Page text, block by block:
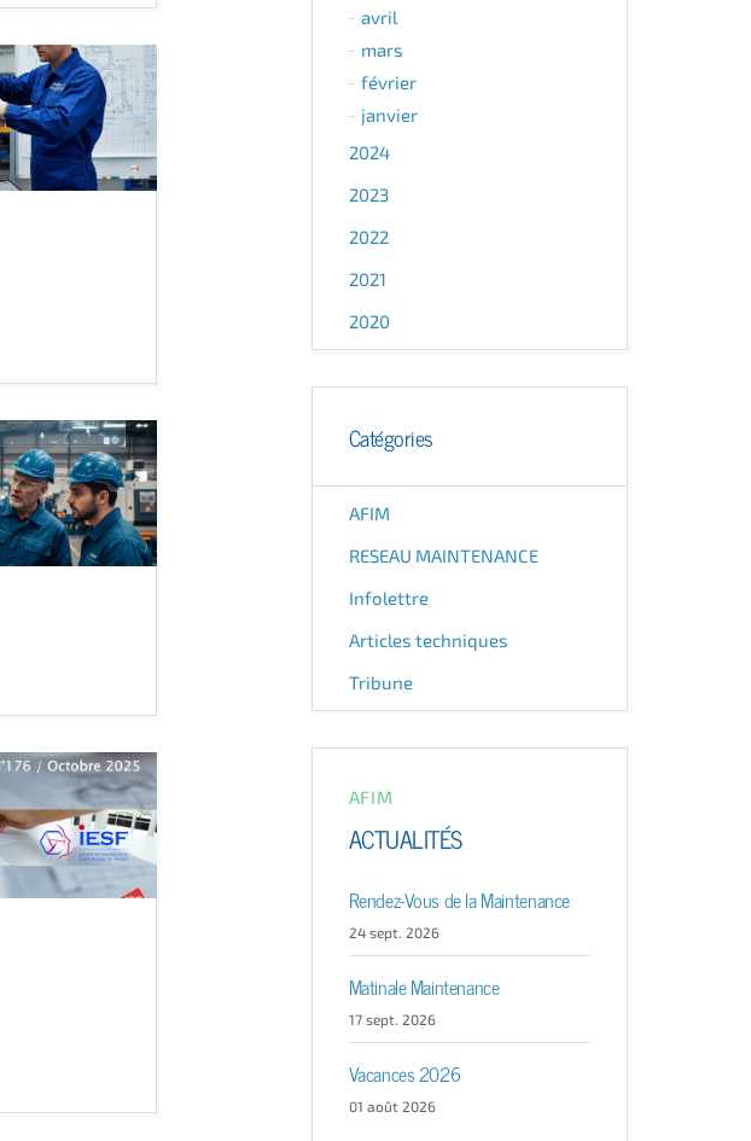
avril
mars
février
janvier
2024
2023
2022
2021
2020
Catégories
AFIM
RESEAU MAINTENANCE
Infolettre
Articles techniques
Tribune
AFIM
ACTUALITÉS
Rendez-Vous de la Maintenance
24 sept. 2026
Matinale Maintenance
17 sept. 2026
Vacances 2026
01 août 2026